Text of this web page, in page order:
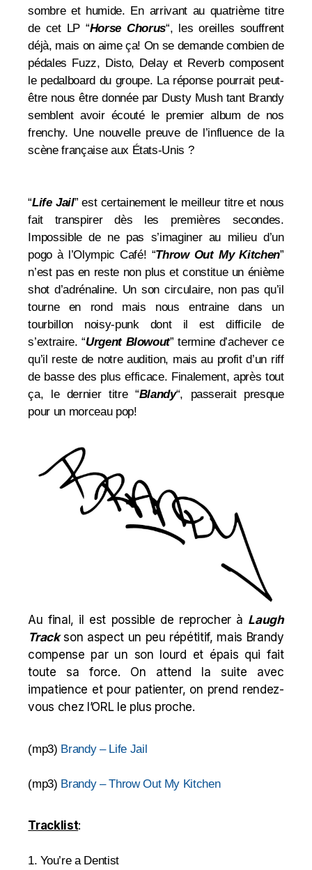
sombre et humide. En arrivant au quatrième titre
de cet LP “Horse Chorus“, les oreilles souffrent
déjà, mais on aime ça! On se demande combien de
pédales Fuzz, Disto, Delay et Reverb composent
le pedalboard du groupe. La réponse pourrait peut-
être nous être donnée par Dusty Mush tant Brandy
semblent avoir écouté le premier album de nos
frenchy. Une nouvelle preuve de l’influence de la
scène française aux États-Unis ?
“Life Jail” est certainement le meilleur titre et nous
fait transpirer dès les premières secondes.
Impossible de ne pas s’imaginer au milieu d’un
pogo à l’Olympic Café! “Throw Out My Kitchen”
n’est pas en reste non plus et constitue un énième
shot d’adrénaline. Un son circulaire, non pas qu’il
tourne en rond mais nous entraine dans un
tourbillon noisy-punk dont il est difficile de
s’extraire. “Urgent Blowout” termine d’achever ce
qu’il reste de notre audition, mais au profit d’un riff
de basse des plus efficace. Finalement, après tout
ça, le dernier titre “Blandy“, passerait presque
pour un morceau pop!
Au final, il est possible de reprocher à Laugh
Trackson aspect un peu répétitif, mais Brandy
compense par un son lourd et épais qui fait
toute sa force. On attend la suite avec
impatience et pour patienter, on prend rendez-
vous chez l’ORL le plus proche.
(mp3) Brandy – Life Jail
(mp3) Brandy – Throw Out My Kitchen
Tracklist:
1. You’re a Dentist